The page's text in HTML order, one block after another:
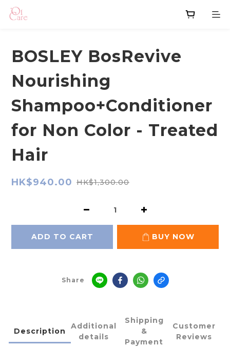
BOSLEY BosRevive
Nourishing
Shampoo+Conditioner
for Non Color - Treated
Hair
HK$940.00 HK$1,300.00
ADD TO CART BUY NOW
Share
Description
Additional
details
Shipping
&
Payment
Customer
Reviews